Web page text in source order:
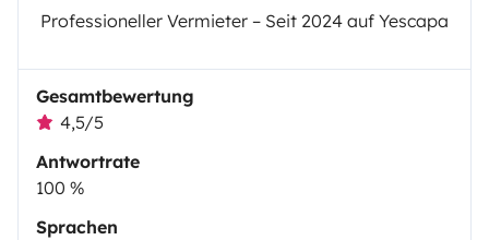
Professioneller Vermieter – Seit 2024 auf Yescapa
Gesamtbewertung
4,5/5
Antwortrate
100 %
Sprachen